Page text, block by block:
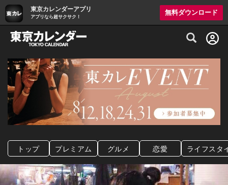
東京カレンダーアプリ
アプリなら超サクサク！
無料ダウンロード
グルメ情報・プレミアムレストラン予約
トップ プレミアム グルメ 恋愛 ライフスタ